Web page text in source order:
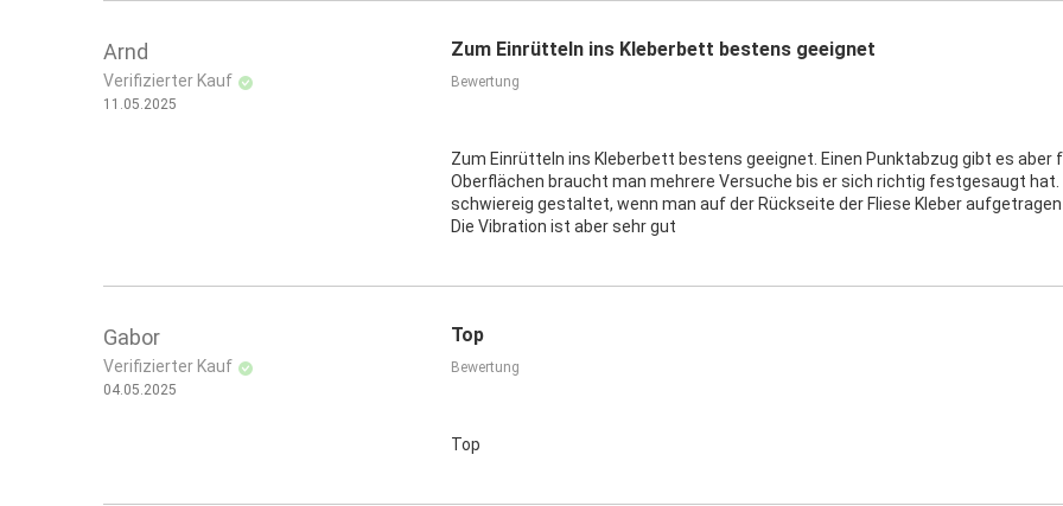
Arnd
Verifizierter Kauf
11.05.2025
Zum Einrütteln ins Kleberbett bestens geeignet
Bewertung
Zum Einrütteln ins Kleberbett bestens geeignet. Einen Punktabzug gibt es
Oberflächen braucht man mehrere Versuche bis er sich richtig festgesaugt
schwiereig gestaltet, wenn man auf der Rückseite der Fliese Kleber
Die Vibration ist aber sehr gut
Gabor
Verifizierter Kauf
04.05.2025
Top
Bewertung
Top